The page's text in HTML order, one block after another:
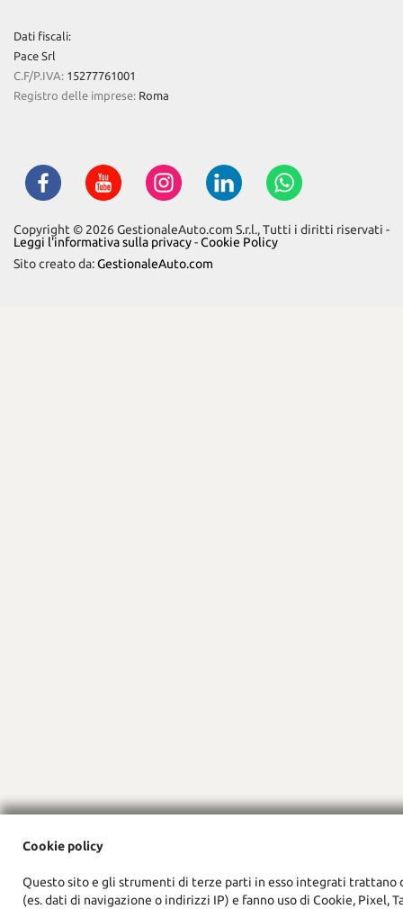
Dati fiscali:
Pace Srl
C.F/P.IVA: 15277761001
Registro delle imprese: Roma
Copyright © 2026 GestionaleAuto.com S.r.l., Tutti i diritti riservati -
Leggi l'informativa sulla privacy-Cookie Policy
Sito creato da:GestionaleAuto.com
Cookie policy
Questo sito e gli strumenti di terze parti in esso integrati trattano
(es. dati di navigazione o indirizzi IP) e fanno uso di Cookie, Pixel,